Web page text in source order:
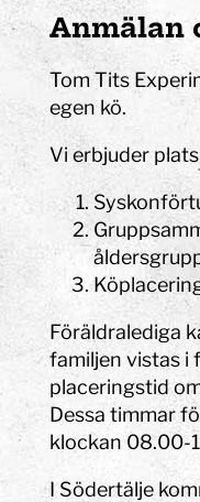
Anmälan
Tom Tits
egen kö.
Vi erbjuder
Föräldralediga
familjen vistas i
placeringstid
Dessa timmar
klockan 08.00-
I Södertälje